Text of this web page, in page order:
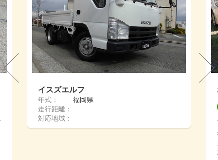
イスズエルフ
年式：
走行距離：
対応地域：
福岡県